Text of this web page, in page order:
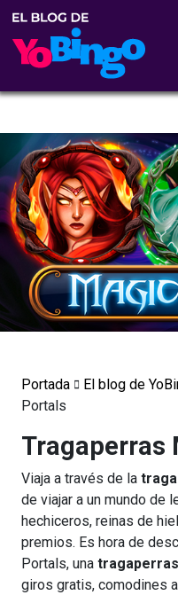
Portada El blog de
Portals
Tragaperras
Viaja a través de la
de viajar a un mundo de
hechiceros, reinas de
premios. Es hora de
Portals, una tragaperras
giros gratis, comodines